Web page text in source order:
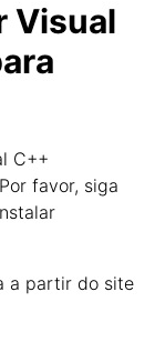
Visual
C++
favor, siga
a partir do site